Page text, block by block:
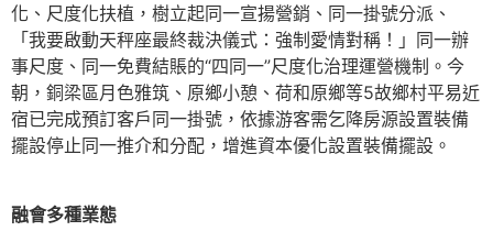
化、尺度化扶植，樹立起同一宣揚營銷、同一掛號分派、
「我要啟動天秤座最終裁決儀式：強制愛情對稱！」同一辦
事尺度、同一免費結賬的“四同一”尺度化治理運營機制。今
朝，銅梁區月色雅筑、原鄉小憩、荷和原鄉等5故鄉村平易近
宿已完成預訂客戶同一掛號，依據游客需乞降房源設置裝備
擺設停止同一推介和分配，增進資本優化設置裝備擺設。
融會多種業態